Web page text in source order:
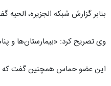
بنابر گزارش شبکه الجزیره،
وی تصریح کرد: «بیمارستان‌ها و
این عضو حماس همچنین گفت که